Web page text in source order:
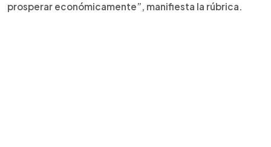
prosperar económicamente”, manifiesta la rúbrica.